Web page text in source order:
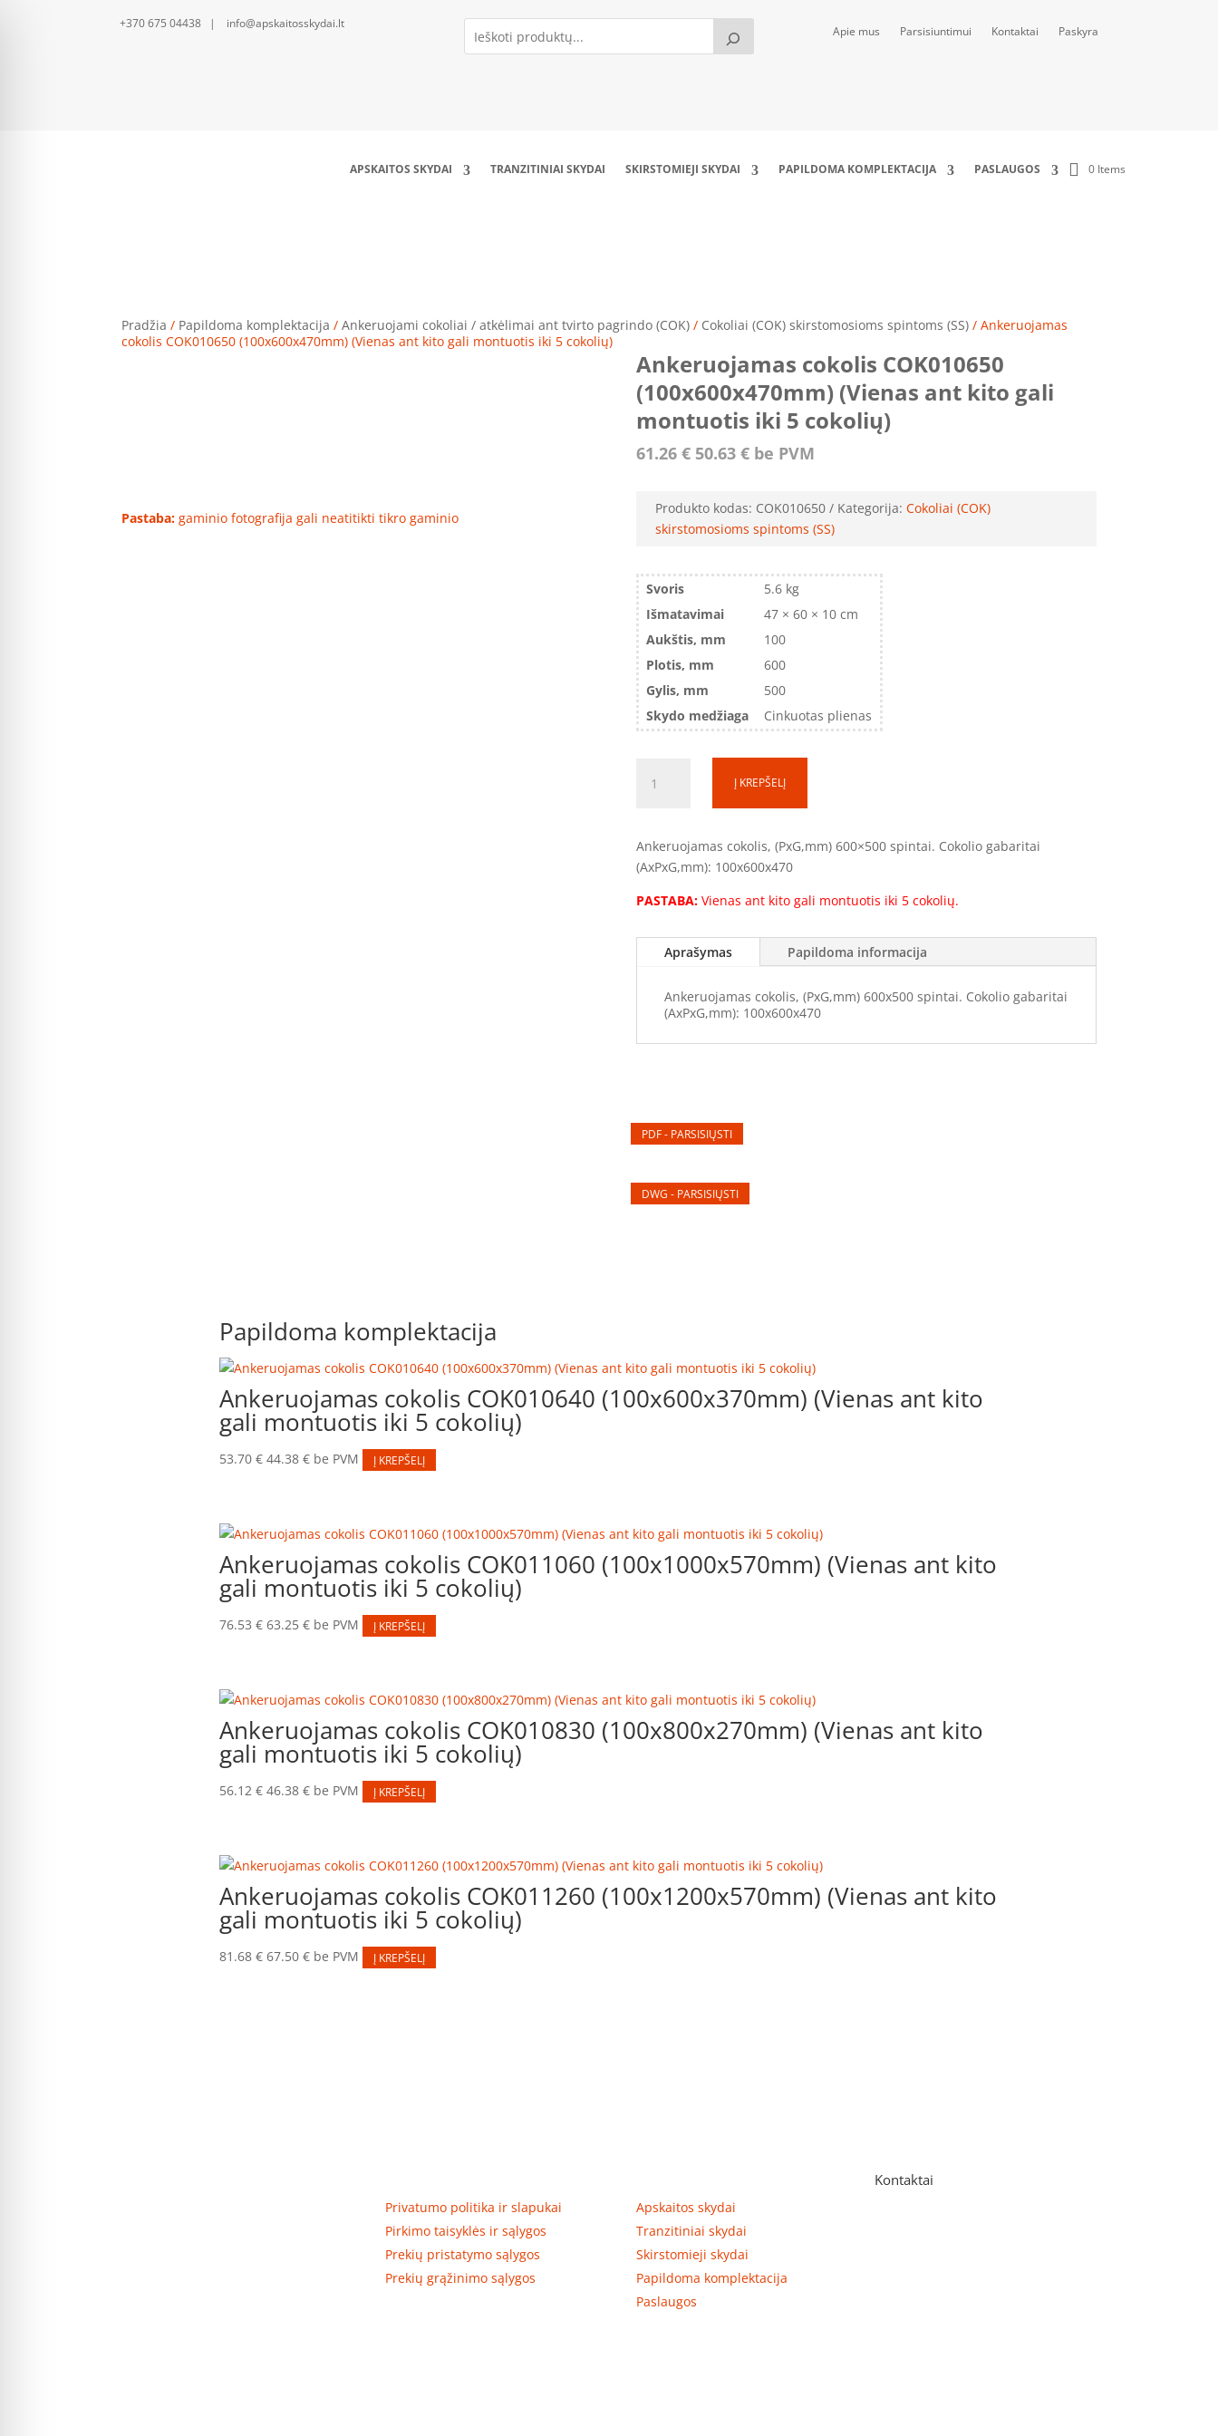
+370 675 04438 | info@apskaitosskydai.lt
Apie mus Parsisiuntimui Kontaktai Paskyra
APSKAITOS SKYDAI TRANZITINIAI SKYDAI SKIRSTOMIEJI SKYDAI PAPILDOMA KOMPLEKTACIJA PASLAUGOS 0 Items
Pradžia / Papildoma komplektacija /Ankeruojami cokoliai / atkėlimai ant tvirto pagrindo (COK) / Cokoliai (COK) skirstomosioms spintoms (SS) / Ankeruojamas
cokolis COK010650 (100x600x470mm) (Vienas ant kito gali montuotis iki 5 cokolių)
Pastaba: gaminio fotografija gali neatitikti tikro gaminio
Ankeruojamas cokolis COK010650
(100x600x470mm) (Vienas ant kito gali
montuotis iki 5 cokolių)
61.26 € 50.63 €be PVM
Produkto kodas: COK010650 Kategorija: Cokoliai (COK)
skirstomosioms spintoms (SS)
Svoris
5.6 kg
Išmatavimai
47 × 60 × 10 cm
Aukštis, mm
100
Plotis, mm
600
Gylis, mm
500
Skydo medžiaga
Cinkuotas plienas
kiekis:
Ankeruojamas
COK010650
(100x600x470mm)
(Vienas
kito
Į KREPŠELĮ
Ankeruojamas cokolis, (PxG,mm) 600×500 spintai. Cokolio gabaritai
(AxPxG,mm): 100x600x470
PASTABA:Vienas ant kito gali montuotis iki 5 cokolių.
Aprašymas Papildoma informacija
Ankeruojamas cokolis, (PxG,mm) 600x500 spintai. Cokolio gabaritai
(AxPxG,mm): 100x600x470
PDF - PARSISIŲSTI
DWG - PARSISIŲSTI
Papildoma komplektacija
Ankeruojamas cokolis COK010640 (100x600x370mm) (Vienas ant kito
gali montuotis iki 5 cokolių)
53.70 € 44.38 €be PVM Į KREPŠELĮ
Ankeruojamas cokolis COK011060 (100x1000x570mm) (Vienas ant kito
gali montuotis iki 5 cokolių)
76.53 € 63.25 €be PVM Į KREPŠELĮ
Ankeruojamas cokolis COK010830 (100x800x270mm) (Vienas ant kito
gali montuotis iki 5 cokolių)
56.12 € 46.38 €be PVM Į KREPŠELĮ
Ankeruojamas cokolis COK011260 (100x1200x570mm) (Vienas ant kito
gali montuotis iki 5 cokolių)
81.68 € 67.50 €be PVM Į KREPŠELĮ
Privatumo politika ir slapukai
Pirkimo taisyklės ir sąlygos
Prekių pristatymo sąlygos
Prekių grąžinimo sąlygos
Apskaitos skydai
Tranzitiniai skydai
Skirstomieji skydai
Papildoma komplektacija
Paslaugos
Kontaktai